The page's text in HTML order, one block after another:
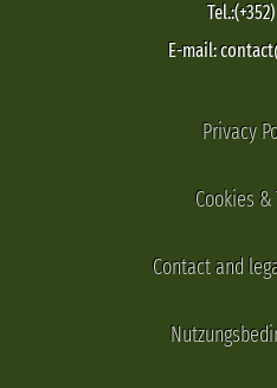
E-mail:
Privacy
Cookies &
Contact and